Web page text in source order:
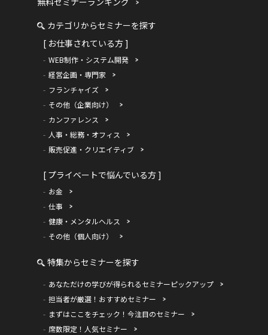
カテゴリからセミナーを探す
[ お仕事されている方 ]
WEB制作・システム開発
経営企画・専門家
フランチャイズ
その他（企業向け）
カンファレンス
人事・総務・オフィス
販売促進・クリエイティブ
[ プライベートで悩んでいる方 ]
お金
仕事
健康・メンタルヘルス
その他（個人向け）
特集からセミナーを探す
あなただけの学びが得られるセミナーピックアップ
担当者が厳選！おすすめセミナー
まずはここをチェック！今注目のセミナー
席数限定！人気セミナー